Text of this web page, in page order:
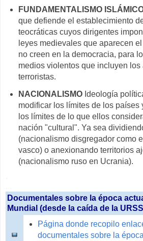
FUNDAMENTALISMO
que defiende el establecimiento
teocráticas cuyos dirigentes
leyes medievales que aparecen
no creen en la democracia, para
medios violentos que incluyen los
terroristas.
NACIONALISMOIdeología
modificar los límites de los países
los límites de lo que ellos
nación "cultural". Ya sea
(nacionalismo disgregador como
vasco) o anexionando territorios
(nacionalismo ruso en Ucrania).
Documentales sobre la época
Mundial (desde la caída de la
Página donde recopilo
documentales sobre la